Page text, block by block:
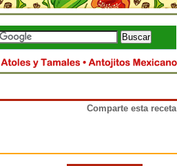
Comparte esta receta